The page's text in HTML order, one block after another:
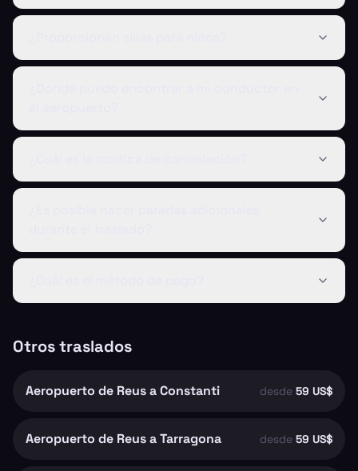
Otros traslados
Aeropuerto de Reus a Constanti desde 59 US$
Aeropuerto de Reus a Tarragona desde 59 US$